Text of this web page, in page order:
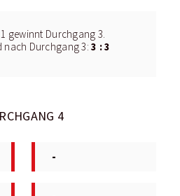
1 gewinnt Durchgang 3.
nach Durchgang 3:3 : 3
4
-